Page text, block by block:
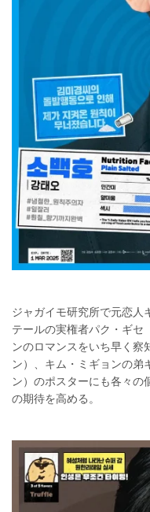
ジャガイモ研究所で元恋人
テールの実権者パク・ギセ
ンのロマンスをいち早く察
ン）、キム・ミギョンの弟
ン）のポスターにも各々の
の期待を高める。